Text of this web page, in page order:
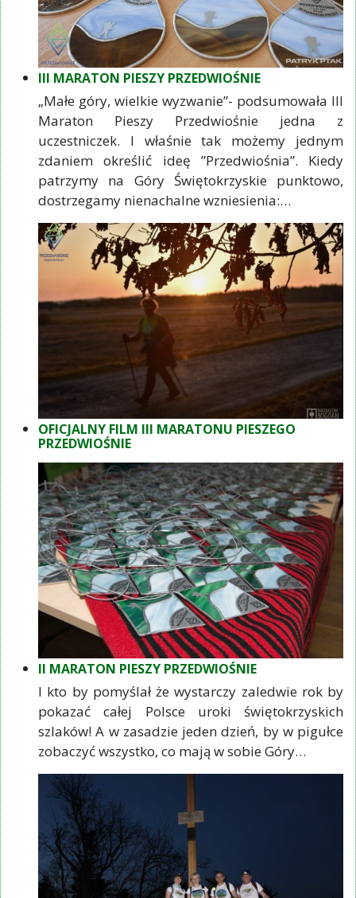
III MARATON PIESZY PRZEDWIOŚNIE
„Małe góry, wielkie wyzwanie”- podsumowała III
Maraton Pieszy Przedwiośnie jedna z
uczestniczek. I właśnie tak możemy jednym
zdaniem określić ideę ”Przedwiośnia”. Kiedy
patrzymy na Góry Świętokrzyskie punktowo,
dostrzegamy nienachalne wzniesienia:…
OFICJALNY FILM III MARATONU PIESZEGO
PRZEDWIOŚNIE
II MARATON PIESZY PRZEDWIOŚNIE
I kto by pomyślał że wystarczy zaledwie rok by
pokazać całej Polsce uroki świętokrzyskich
szlaków! A w zasadzie jeden dzień, by w pigułce
zobaczyć wszystko, co mają w sobie Góry…